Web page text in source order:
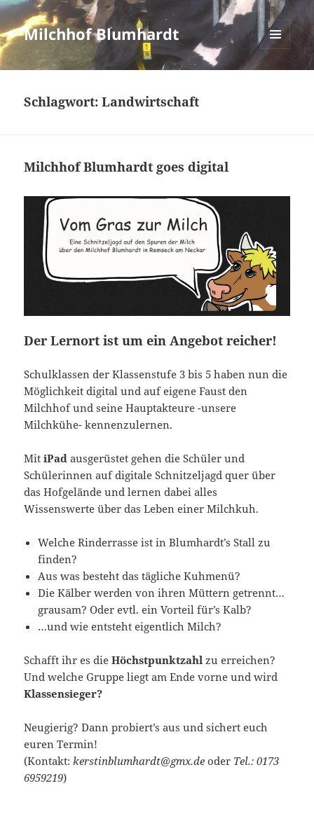
Milchhof Blumhardt
MENÜ
Schlagwort:Landwirtschaft
Milchhof Blumhardt goes digital
Der Lernort ist um ein Angebot reicher!
Schulklassen der Klassenstufe 3 bis 5 haben nun die
Möglichkeit digital und auf eigene Faust den
Milchhof und seine Hauptakteure -unsere
Milchkühe- kennenzulernen.
MitiPad ausgerüstet gehen die Schüler und
Schülerinnen auf digitale Schnitzeljagd quer über
das Hofgelände und lernen dabei alles
Wissenswerte über das Leben einer Milchkuh.
Welche Rinderrasse ist in Blumhardt’s Stall zu
finden?
Aus was besteht das tägliche Kuhmenü?
Die Kälber werden von ihren Müttern getrennt…
grausam? Oder evtl. ein Vorteil für’s Kalb?
…und wie entsteht eigentlich Milch?
Schafft ihr es dieHöchstpunktzahl zu erreichen?
Und welche Gruppe liegt am Ende vorne und wird
Klassensieger?
Neugierig? Dann probiert’s aus und sichert euch
euren Termin!
(Kontakt: kerstinblumhardt@gmx.de oder Tel.: 0173
6959219)